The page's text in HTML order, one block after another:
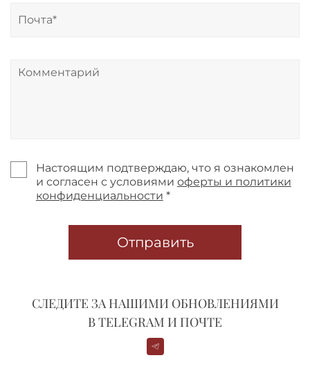
Настоящим подтверждаю, что я ознакомлен
и согласен с условиями оферты и политики
конфиденциальности *
Отправить
СЛЕДИТЕ ЗА НАШИМИ ОБНОВЛЕНИЯМИ
В TELEGRAM И ПОЧТЕ